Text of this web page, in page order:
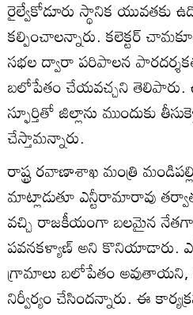
రైల్వేకోడూరు స్థానిక యువతకు
కల్పించాలన్నారు. కలెక్టర్‌
సభల ద్వారా పరిపాలన
బలోపేతం చేయవచ్చని తెలిపారు.
స్ఫూర్తితో జిల్లాను ముందుకు
చేస్తామన్నారు.
రాష్ట్ర రవాణాశాఖ మంత్రి
మాట్లాడుతూ ఎన్టీరామారావు
వచ్చి రాజకీయంగా బలమైన
పవనకళ్యాణ్‌ అని కొనియాడారు.
గ్రామాలు బలోపేతం అవుతాయని,
నిర్వీర్యం చేసిందన్నారు. ఈ